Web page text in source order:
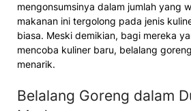
mengonsumsinya dalam jumlah yang
makanan ini tergolong pada jenis
biasa. Meski demikian, bagi mereka
mencoba kuliner baru, belalang
menarik.
Belalang Goreng dalam